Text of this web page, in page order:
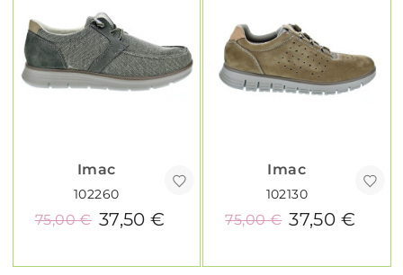
Imac
102260
37,50 €
75,00 €
Imac
102130
37,50 €
75,00 €